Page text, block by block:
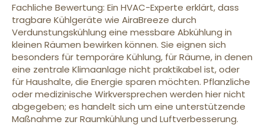
Fachliche Bewertung: Ein HVAC-Experte erklärt, dass
tragbare Kühlgeräte wie AiraBreeze durch
Verdunstungskühlung eine messbare Abkühlung in
kleinen Räumen bewirken können. Sie eignen sich
besonders für temporäre Kühlung, für Räume, in denen
eine zentrale Klimaanlage nicht praktikabel ist, oder
für Haushalte, die Energie sparen möchten. Pflanzliche
oder medizinische Wirkversprechen werden hier nicht
abgegeben; es handelt sich um eine unterstützende
Maßnahme zur Raumkühlung und Luftverbesserung.